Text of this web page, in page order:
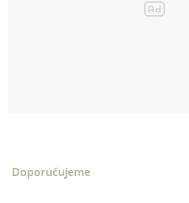
Doporučujeme